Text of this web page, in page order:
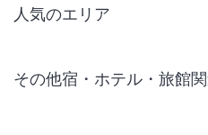
人気のエリア
仙台 ホテル
その他宿・ホテル・旅館